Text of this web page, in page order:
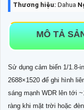
Thương hiệu: Dahua
MÔ TẢ
Sử dụng cảm biến 1/1.8-
2688×1520 để ghi hình
sáng mạnh WDR lên tới
ràng khi mặt trời hoặc